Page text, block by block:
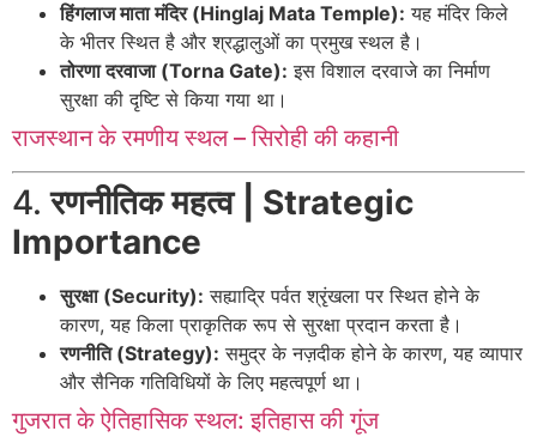
हिंगलाज माता मंदिर (Hinglaj Mata Temple): यह मंदिर किले
के भीतर स्थित है और श्रद्धालुओं का प्रमुख स्थल है।
तोरणा दरवाजा (Torna Gate): इस विशाल दरवाजे का निर्माण
सुरक्षा की दृष्टि से किया गया था।
राजस्थान के रमणीय स्थल – सिरोही की कहानी
4.रणनीतिक महत्व | Strategic
Importance
सुरक्षा (Security): सह्याद्रि पर्वत श्रृंखला पर स्थित होने के
कारण, यह किला प्राकृतिक रूप से सुरक्षा प्रदान करता है।
रणनीति (Strategy): समुद्र के नज़दीक होने के कारण, यह व्यापार
और सैनिक गतिविधियों के लिए महत्वपूर्ण था।
गुजरात के ऐतिहासिक स्थल: इतिहास की गूंज